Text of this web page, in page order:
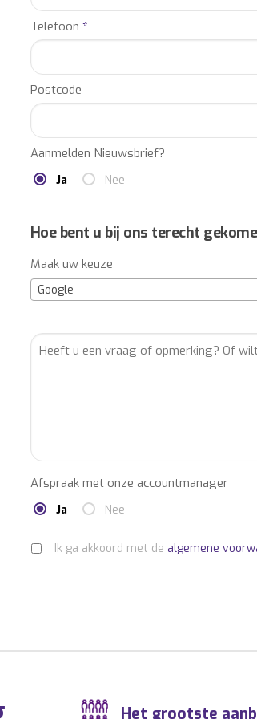
Telefoon *
Postcode
Aanmelden Nieuwsbrief?
Ja Nee
Hoe bent u bij ons terecht
Maak uw keuze
Google
Afspraak met onze accountmanager
Ja Nee
Ik ga akkoord met de algemene
Het grootste